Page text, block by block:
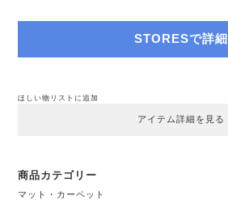
STORESで詳細
ほしい物リストに追加
アイテム詳細を見る
商品カテゴリー
マット・カーペット